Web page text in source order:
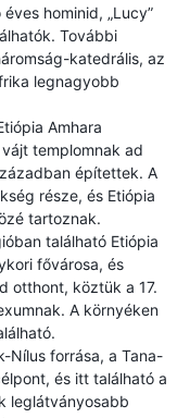
hominid, „Lucy”
További
katedrális, az
legnagyobb
Amhara
templomnak ad
építettek. A
része, és Etiópia
tartoznak.
található Etiópia
fővárosa, és
otthont, köztük a 17.
A környéken
Nílus forrása, a Tana-
és itt található a
leglátványosabb